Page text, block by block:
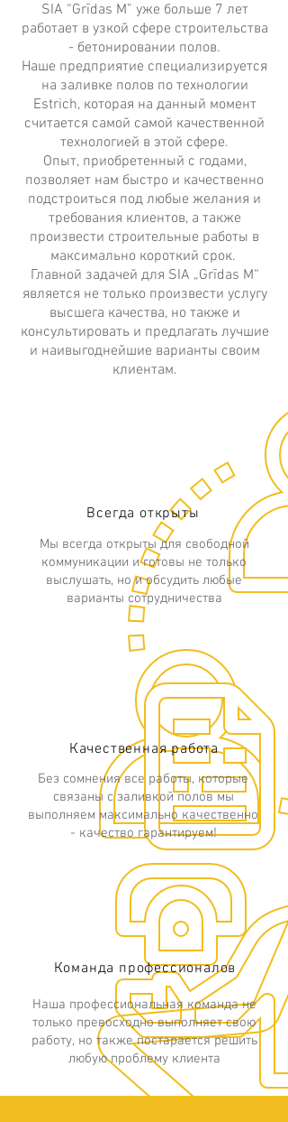
SIA “Grīdas M” уже больше 7 лет
работает в узкой сфере строительства
- бетонировании полов.
Наше предприятие специализируется
на заливке полов по технологии
Estrich, которая на данный момент
считается самой самой качественной
технологией в этой сфере.
Опыт, приобретенный с годами,
позволяет нам быстро и качественно
подстроиться под любые желания и
требования клиентов, а также
произвести строительные работы в
максимально короткий срок.
Главной задачей для SIA „Grīdas M“
является не только произвести услугу
высшега качества, но также и
консультировать и предлагать лучшие
и наивыгоднейшие варианты своим
клиентам.
Всегда открыты
Мы всегда открыты для свободной
коммуникации и готовы не только
выслушать, но и обсудить любые
варианты сотрудничества
Качественная работа
Без сомнения все работы, которые
связаны с заливкой полов мы
выполняем максимально качественно
- качество гарантируем!
Команда профессионалов
Наша профессиональная команда не
только превосходно выполняет свою
работу, но также постарается решить
любую проблему клиента